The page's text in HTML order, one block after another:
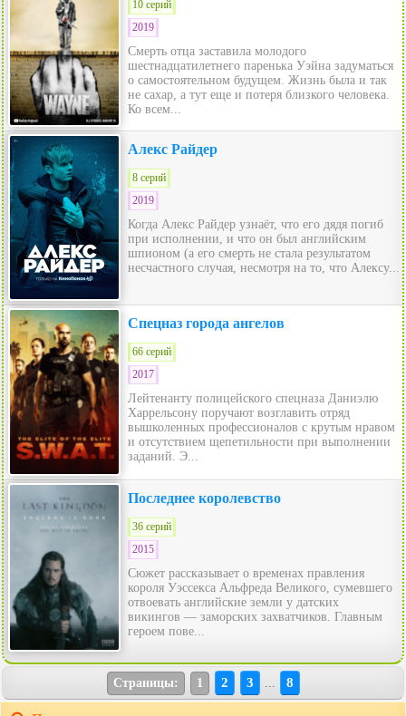
10 серий
2019
Смерть отца заставила молодого
шестнадцатилетнего паренька Уэйна задуматься
о самостоятельном будущем. Жизнь была и так
не сахар, а тут еще и потеря близкого человека.
Ко всем...
Алекс Райдер
8 серий
2019
Когда Алекс Райдер узнаёт, что его дядя погиб
при исполнении, и что он был английским
шпионом (а его смерть не стала результатом
несчастного случая, несмотря на то, что Алексу...
Спецназ города ангелов
66 серий
2017
Лейтенанту полицейского спецназа Даниэлю
Харрельсону поручают возглавить отряд
вышколенных профессионалов с крутым нравом
и отсутствием щепетильности при выполнении
заданий. Э...
Последнее королевство
36 серий
2015
Сюжет рассказывает о временах правления
короля Уэссекса Альфреда Великого, сумевшего
отвоевать английские земли у датских
викингов — заморских захватчиков. Главным
героем пове...
Страницы: 1 2 3 8